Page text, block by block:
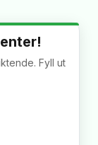
Fyll ut